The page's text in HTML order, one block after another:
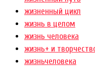
жизненный цикл
жизнь в целом
жизнь человека
жизнь+ и
жизньчеловека